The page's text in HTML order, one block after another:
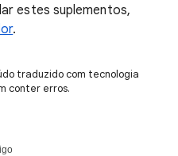
estes suplementos,
.
traduzido com tecnologia
conter erros.